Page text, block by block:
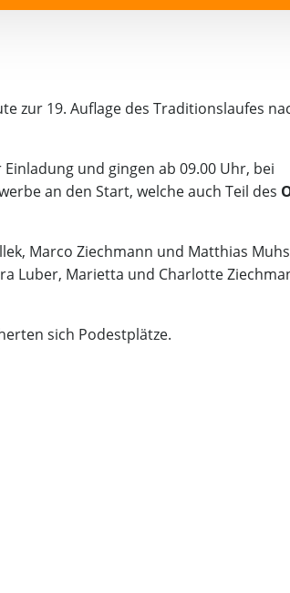
zur 19. Auflage des Traditionslaufes
und gingen ab 09.00 Uhr, bei
an den Start, welche auch Teil des
Marco Ziechmann und Matthias
Luber, Marietta und Charlotte
sich Podestplätze.